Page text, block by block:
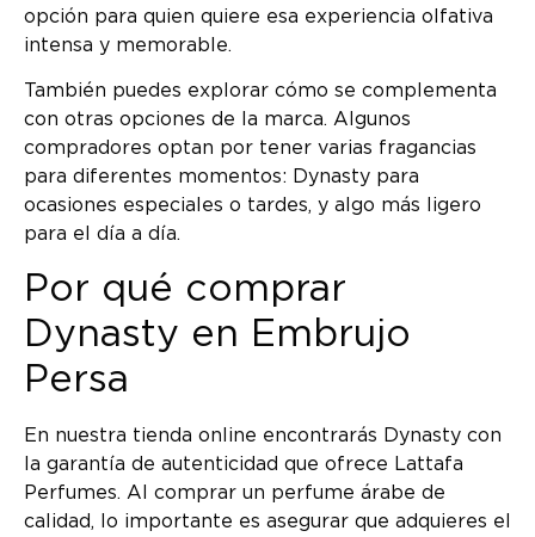
opción para quien quiere esa experiencia olfativa
intensa y memorable.
También puedes explorar cómo se complementa
con otras opciones de la marca. Algunos
compradores optan por tener varias fragancias
para diferentes momentos: Dynasty para
ocasiones especiales o tardes, y algo más ligero
para el día a día.
Por qué comprar
Dynasty en Embrujo
Persa
En nuestra tienda online encontrarás Dynasty con
la garantía de autenticidad que ofrece Lattafa
Perfumes. Al comprar un perfume árabe de
calidad, lo importante es asegurar que adquieres el